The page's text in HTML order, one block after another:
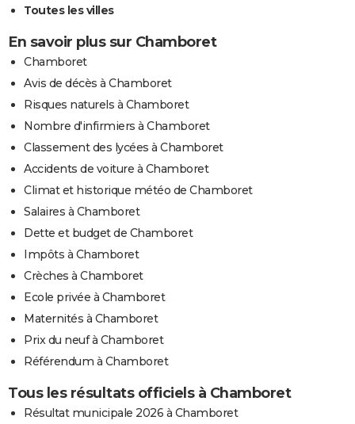
Toutes les villes
En savoir plus sur Chamboret
Chamboret
Avis de décès à Chamboret
Risques naturels à Chamboret
Nombre d'infirmiers à Chamboret
Classement des lycées à Chamboret
Accidents de voiture à Chamboret
Climat et historique météo de Chamboret
Salaires à Chamboret
Dette et budget de Chamboret
Impôts à Chamboret
Crèches à Chamboret
Ecole privée à Chamboret
Maternités à Chamboret
Prix du neuf à Chamboret
Référendum à Chamboret
Tous les résultats officiels à Chamboret
Résultat municipale 2026 à Chamboret